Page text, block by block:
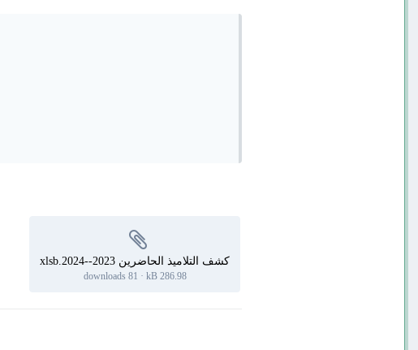
كشف التلاميذ الحاضرين 2023--2024.xlsb
286.98 kB
·
81 downloads